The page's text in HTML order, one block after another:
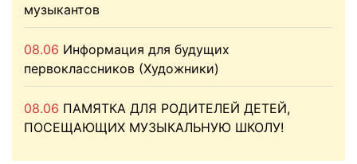
музыкантов
08.06 Информация для будущих
первоклассников (Художники)
08.06 ПАМЯТКА ДЛЯ РОДИТЕЛЕЙ ДЕТЕЙ,
ПОСЕЩАЮЩИХ МУЗЫКАЛЬНУЮ ШКОЛУ!